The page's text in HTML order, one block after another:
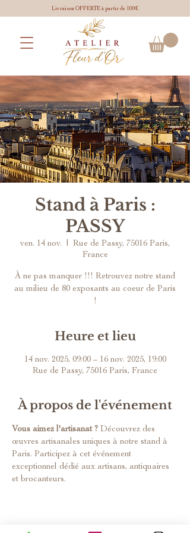
Livraison OFFERTE à partir de 100€
Stand à Paris :
PASSY
ven. 14 nov.
Rue de Passy, 75016 Paris,
France
À ne pas manquer !!! Retrouvez notre stand
au milieu de 80 exposants au coeur de Paris
!
Heure et lieu
14 nov. 2025, 09:00 – 16 nov. 2025, 19:00
Rue de Passy, 75016 Paris, France
À propos de l'événement
Vous aimez l'artisanat ? Découvrez des
œuvres artisanales uniques à notre stand à
Paris. Participez à cet événement
exceptionnel dédié aux artisans, antiquaires
et brocanteurs.